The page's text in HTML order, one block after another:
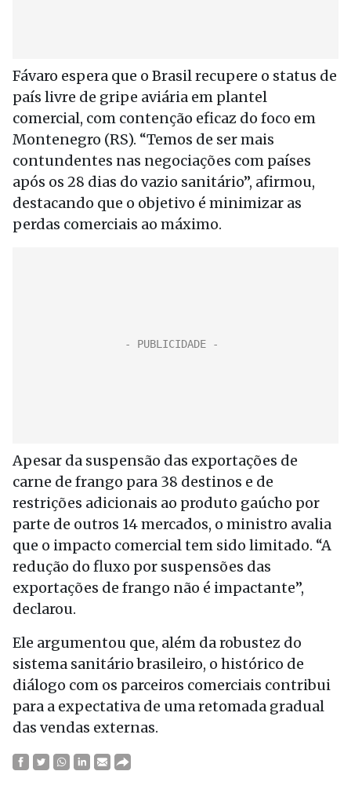
Fávaro espera que o Brasil recupere o status de
país livre de gripe aviária em plantel
comercial, com contenção eficaz do foco em
Montenegro (RS). “Temos de ser mais
contundentes nas negociações com países
após os 28 dias do vazio sanitário”, afirmou,
destacando que o objetivo é minimizar as
perdas comerciais ao máximo.
Apesar da suspensão das exportações de
carne de frango para 38 destinos e de
restrições adicionais ao produto gaúcho por
parte de outros 14 mercados, o ministro avalia
que o impacto comercial tem sido limitado. “A
redução do fluxo por suspensões das
exportações de frango não é impactante”,
declarou.
Ele argumentou que, além da robustez do
sistema sanitário brasileiro, o histórico de
diálogo com os parceiros comerciais contribui
para a expectativa de uma retomada gradual
das vendas externas.